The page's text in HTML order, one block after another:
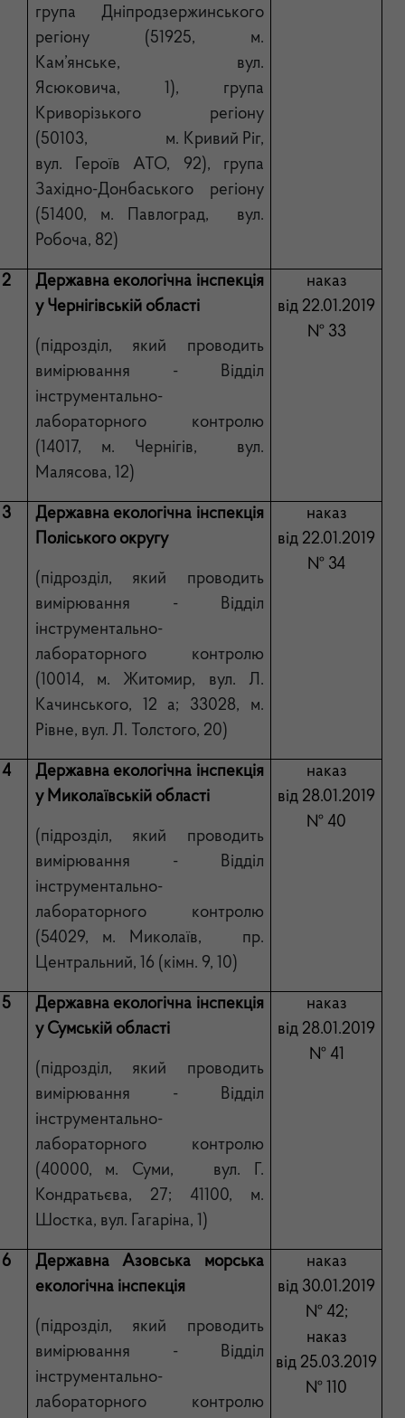
група Дніпродзержинського
регіону (51925, м.
Кам’янське, вул.
Ясюковича, 1), група
Криворізького регіону
(50103, м. Кривий Ріг,
вул. Героїв АТО, 92), група
Західно-Донбаського регіону
(51400, м. Павлоград, вул.
Робоча, 82)
2
Державна екологічна інспекція
у Чернігівській області
(підрозділ,
який проводить
вимірювання - Відділ
інструментально-
лабораторного контролю
(14017, м. Чернігів, вул.
Малясова, 12)
наказ
від 22.01.2019
№ 33
3
Державна екологічна інспекція
Поліського округу
(підрозділ, який проводить
вимірювання - Відділ
інструментально-
лабораторного контролю
(10014, м. Житомир, вул. Л.
Качинського, 12 а; 33028, м.
Рівне, вул. Л. Толстого, 20)
наказ
від 22.01.2019
№ 34
4
Державна екологічна інспекція
у Миколаївській області
(підрозділ, який проводить
вимірювання - Відділ
інструментально-
лабораторного контролю
(54029, м. Миколаїв, пр.
Центральний, 16 (кімн. 9, 10)
наказ
від 28.01.2019
№ 40
5
Державна екологічна інспекція
у Сумській області
(підрозділ,
який проводить
вимірювання - Відділ
інструментально-
лабораторного контролю
(40000, м. Суми, вул. Г.
Кондратьєва, 27; 41100, м.
Шостка, вул. Гагаріна, 1)
наказ
від 28.01.2019
№ 41
6
Державна Азовська морська
екологічна інспекція
(підрозділ,
який проводить
вимірювання - Відділ
інструментально-
лабораторного контролю
наказ
від 30.01.2019
№ 42;
наказ
від 25.03.2019
№ 110